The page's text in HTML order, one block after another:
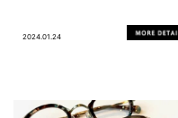
2024.01.24